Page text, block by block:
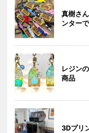
真樹さ
ンター
レジン
商品
3Dプリ